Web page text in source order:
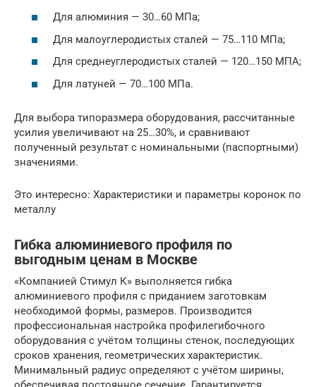
Для алюминия — 30…60 МПа;
Для малоуглеродистых сталей — 75…110 МПа;
Для среднеуглеродистых сталей — 120…150 МПА;
Для латуней — 70…100 МПа.
Для выбора типоразмера оборудования, рассчитанные
усилия увеличивают на 25…30%, и сравнивают
полученный результат с номинальными (паспортными)
значениями.
Это интересно: Характеристики и параметры коронок по
металлу
Гибка алюминиевого профиля по
выгодным ценам в Москве
«Компанией Стимул К» выполняется гибка
алюминиевого профиля с приданием заготовкам
необходимой формы, размеров. Производится
профессиональная настройка профилегибочного
оборудования с учётом толщины стенок, последующих
сроков хранения, геометрических характеристик.
Минимальный радиус определяют с учётом ширины,